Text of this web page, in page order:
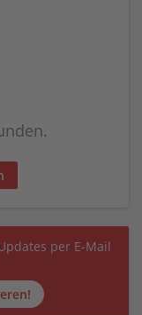
per E-Mail